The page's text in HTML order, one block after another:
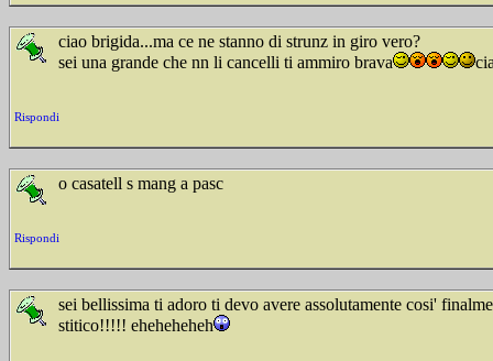
ciao brigida...ma ce ne stanno di strunz in giro vero?
sei una grande che nn li cancelli ti ammiro brava
Rispondi
o casatell s mang a pasc
Rispondi
sei bellissima ti adoro ti devo avere assolutamente cosi'
stitico!!!!! eheheheheh